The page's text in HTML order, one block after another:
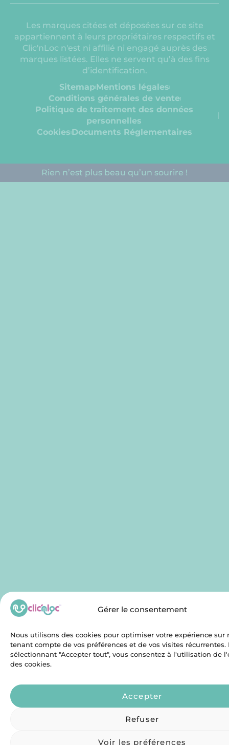
Gérer le consentement
Nous utilisons des cookies pour optimiser votre expérience sur
tenant compte de vos préférences et de vos visites récurrentes.
sélectionnant "Accepter tout", vous consentez à l'utilisation de
des cookies.
Accepter
Refuser
Voir les préférences
Les marques citées et déposées sur ce site
appartiennent à leurs propriétaires respectifs et
Clic'nLoc n'est ni affilié ni engagé auprès des
marques listées. Elles ne servent qu’à des fins
d’identification.
SitemapMentions légales
Conditions générales de vente
Politique de traitement des données
personnelles
Cookies Documents Réglementaires​
Rien n’est plus beau qu’un sourire !